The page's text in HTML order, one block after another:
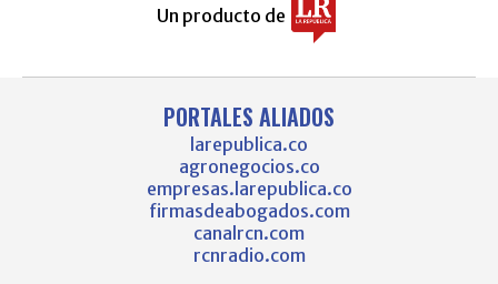
Un producto de
PORTALES ALIADOS
larepublica.co
agronegocios.co
empresas.larepublica.co
firmasdeabogados.com
canalrcn.com
rcnradio.com